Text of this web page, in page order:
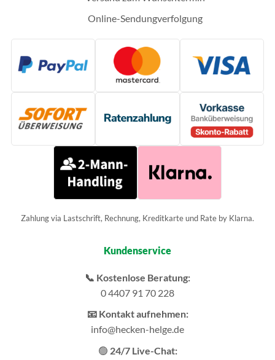
Online-Sendungverfolgung
Zahlung via Lastschrift, Rechnung, Kreditkarte und Rate by Klarna.
Kundenservice
📞 Kostenlose Beratung:
0 4407 91 70 228
📧 Kontakt aufnehmen:
info@hecken-helge.de
🟢 24/7 Live-Chat: